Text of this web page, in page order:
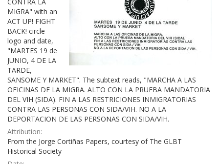
MIGRA" with an
ACT UP! FIGHT
BACK! circle
logo and date,
"MARTES 19 de
JUNIO, 4 DE LA
TARDE,
SANSOME Y MARKET". The subtext reads, "MARCHA A LAS
OFICINAS DE LA MIGRA. ALTO CON LA PRUEBA MANDATORIA
DEL VIH (SIDA). FIN A LAS RESTRICIONES INMIGRATORIAS
CONTRA LAS PERSONAS CON SIDA/VIH. NO A LA
DEPORTACION DE LAS PERSONAS CON SIDA/VIH.
Attribution:
From the Jorge Cortiñas Papers, courtesy of The GLBT
Historical Society